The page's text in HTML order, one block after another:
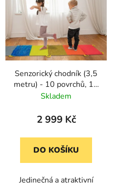
Senzorický chodník (3,5
metru) - 10 povrchů, 12
rukojetí
Skladem
2 999 Kč
DO KOŠÍKU
Jedinečná a atraktivní